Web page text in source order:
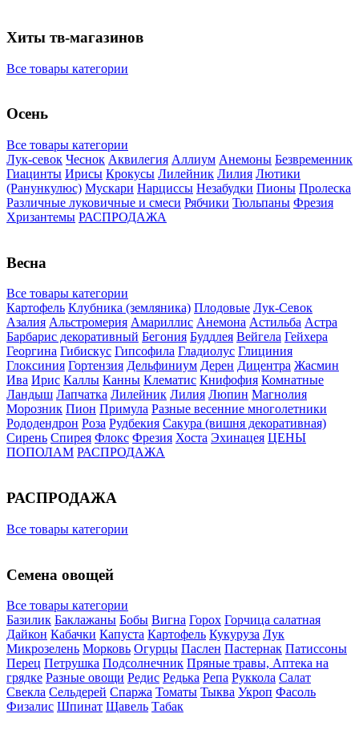
Хиты тв-магазинов
Все товары категории
Осень
Все товары категории
Лук-севок Чеснок Аквилегия Аллиум Анемоны Безвременник
Гиацинты Ирисы Крокусы Лилейник Лилия Лютики
(Ранункулюс) Мускари Нарцисcы Незабудки Пионы Пролеска
Различные луковичные и смеси Рябчики Тюльпаны Фрезия
Хризантемы РАСПРОДАЖА
Весна
Все товары категории
Картофель Клубника (земляника) Плодовые Лук-Севок
Азалия Альстромерия Амариллис Анемона Астильба Астра
Барбарис декоративный Бегония Буддлея Вейгела Гейхера
Георгина Гибискус Гипсофила Гладиолус Глициния
Глоксиния Гортензия Дельфиниум Дерен Дицентра Жасмин
Ива Ирис Каллы Канны Клематис Книфофия Комнатные
Ландыш Лапчатка Лилейник Лилия Люпин Магнолия
Морозник Пион Примула Разные весенние многолетники
Рододендрон Роза Рудбекия Сакура (вишня декоративная)
Сирень Спирея Флокс Фрезия Хоста Эхинацея ЦЕНЫ
ПОПОЛАМ РАСПРОДАЖА
РАСПРОДАЖА
Все товары категории
Семена овощей
Все товары категории
Базилик Баклажаны Бобы Вигна Горох Горчица салатная
Дайкон Кабачки Капуста Картофель Кукуруза Лук
Микрозелень Морковь Огурцы Паслен Пастернак Патиссоны
Перец Петрушка Подсолнечник Пряные травы, Аптека на
грядке Разные овощи Редис Редька Репа Руккола Салат
Свекла Сельдерей Спаржа Томаты Тыква Укроп Фасоль
Физалис Шпинат Щавель Табак